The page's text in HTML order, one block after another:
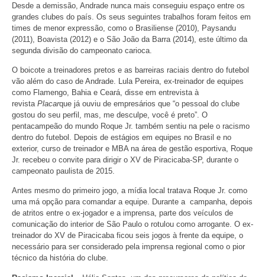
Desde a demissão, Andrade nunca mais conseguiu espaço entre os
grandes clubes do país. Os seus seguintes trabalhos foram feitos em
times de menor expressão, como o Brasiliense (2010), Paysandu
(2011), Boavista (2012) e o São João da Barra (2014), este último da
segunda divisão do campeonato carioca.
O boicote a treinadores pretos e as barreiras raciais dentro do futebol
vão além do caso de Andrade. Lula Pereira, ex-treinador de equipes
como Flamengo, Bahia e Ceará, disse em entrevista à
revista Placarque já ouviu de empresários que “o pessoal do clube
gostou do seu perfil, mas, me desculpe, você é preto”. O
pentacampeão do mundo Roque Jr. também sentiu na pele o racismo
dentro do futebol. Depois de estágios em equipes no Brasil e no
exterior, curso de treinador e MBA na área de gestão esportiva, Roque
Jr. recebeu o convite para dirigir o XV de Piracicaba-SP, durante o
campeonato paulista de 2015.
Antes mesmo do primeiro jogo, a mídia local tratava Roque Jr. como
uma má opção para comandar a equipe. Durante a campanha, depois
de atritos entre o ex-jogador e a imprensa, parte dos veículos de
comunicação do interior de São Paulo o rotulou como arrogante. O ex-
treinador do XV de Piracicaba ficou seis jogos à frente da equipe, o
necessário para ser considerado pela imprensa regional como o pior
técnico da história do clube.